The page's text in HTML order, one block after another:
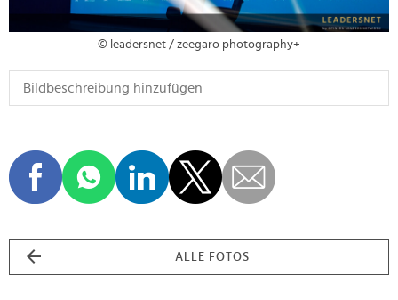
© leadersnet / zeegaro photography+
ALLE FOTOS